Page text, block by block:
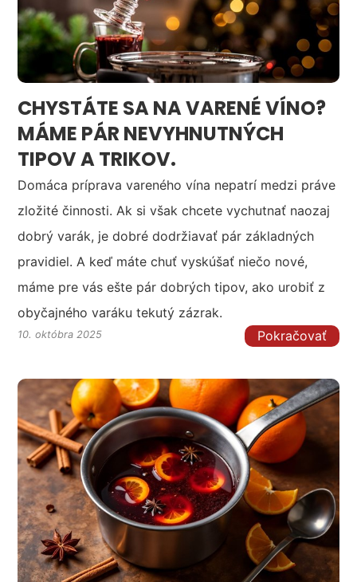
10. októbra 2025
CHYSTÁTE SA NA VARENÉ VÍNO?
MÁME PÁR NEVYHNUTNÝCH
TIPOV A TRIKOV.
Domáca príprava vareného vína nepatrí medzi práve
zložité činnosti. Ak si však chcete vychutnať naozaj
dobrý varák, je dobré dodržiavať pár základných
pravidiel. A keď máte chuť vyskúšať niečo nové,
máme pre vás ešte pár dobrých tipov, ako urobiť z
obyčajného varáku tekutý zázrak.
Pokračovať